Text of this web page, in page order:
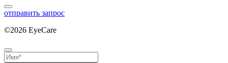
отправить запрос
©2026 EyeCare